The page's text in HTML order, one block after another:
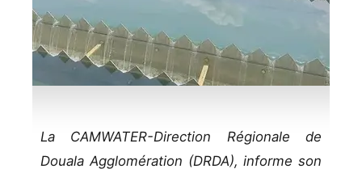
La CAMWATER-Direction Régionale de
Douala Agglomération (DRDA), informe son